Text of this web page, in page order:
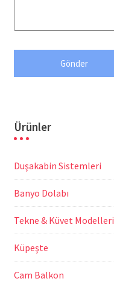
Ürünler
Duşakabin Sistemleri
Banyo Dolabı
Tekne & Küvet Modelleri
Küpeşte
Cam Balkon